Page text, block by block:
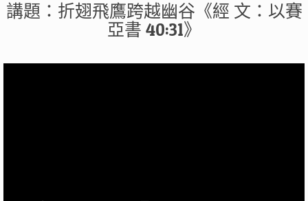
講題：折翅飛鷹跨越幽谷《經 文：以賽
亞書 40:31》